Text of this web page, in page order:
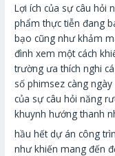
Lợi ích của sự câu hỏi
phẩm thực tiễn đang
bạo cũng như khảm
đình xem một cách
trường ưa thích nghi
số phimsez càng
của sự câu hỏi năng
khuynh hướng thanh
hầu hết dự án công
như khiến mang đến